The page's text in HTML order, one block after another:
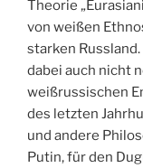
Theorie
von weißen
starken
dabei auch nicht
weißrussischen
des letzten
und andere
Putin, für den